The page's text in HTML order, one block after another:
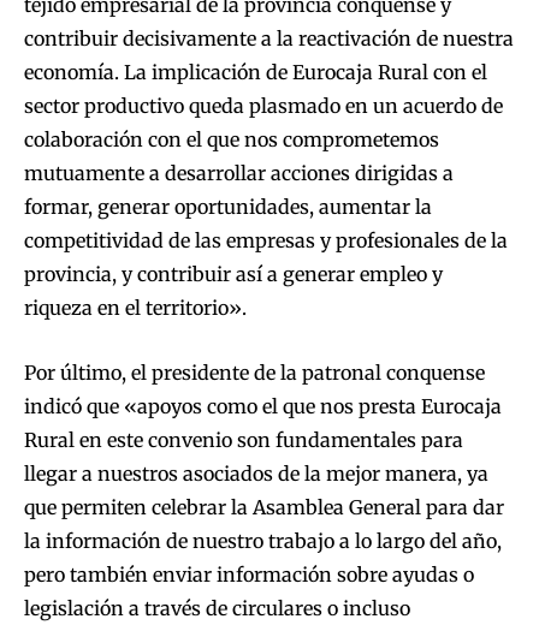
tejido empresarial de la provincia conquense y
contribuir decisivamente a la reactivación de nuestra
economía. La implicación de Eurocaja Rural con el
sector productivo queda plasmado en un acuerdo de
colaboración con el que nos comprometemos
mutuamente a desarrollar acciones dirigidas a
formar, generar oportunidades, aumentar la
competitividad de las empresas y profesionales de la
provincia, y contribuir así a generar empleo y
riqueza en el territorio».
Por último, el presidente de la patronal conquense
indicó que «apoyos como el que nos presta Eurocaja
Rural en este convenio son fundamentales para
llegar a nuestros asociados de la mejor manera, ya
que permiten celebrar la Asamblea General para dar
la información de nuestro trabajo a lo largo del año,
pero también enviar información sobre ayudas o
legislación a través de circulares o incluso